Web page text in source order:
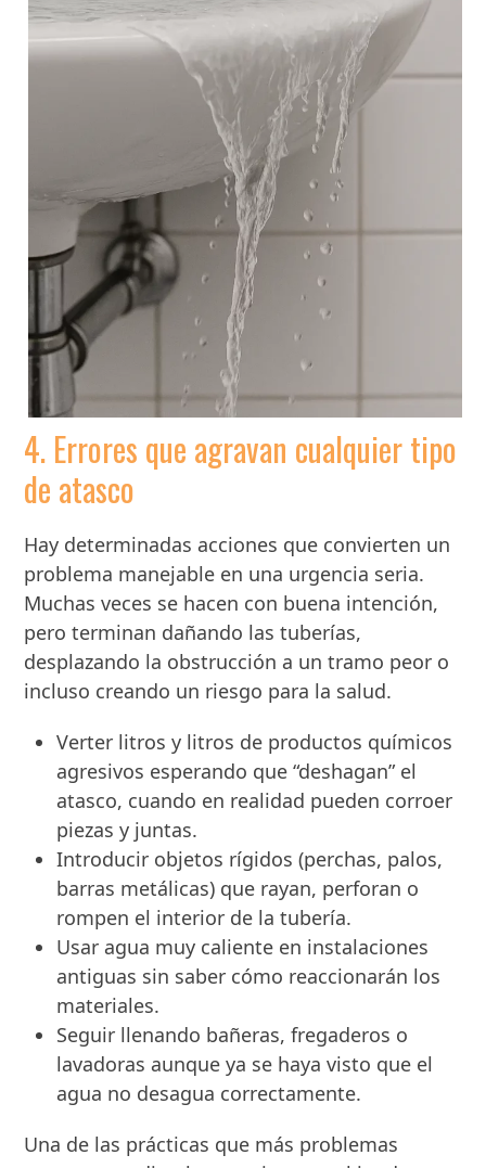
4. Errores que agravan cualquier tipo
de atasco
Hay determinadas acciones que convierten un
problema manejable en una urgencia seria.
Muchas veces se hacen con buena intención,
pero terminan dañando las tuberías,
desplazando la obstrucción a un tramo peor o
incluso creando un riesgo para la salud.
Verter litros y litros de productos químicos
agresivos esperando que “deshagan” el
atasco, cuando en realidad pueden corroer
piezas y juntas.
Introducir objetos rígidos (perchas, palos,
barras metálicas) que rayan, perforan o
rompen el interior de la tubería.
Usar agua muy caliente en instalaciones
antiguas sin saber cómo reaccionarán los
materiales.
Seguir llenando bañeras, fregaderos o
lavadoras aunque ya se haya visto que el
agua no desagua correctamente.
Una de las prácticas que más problemas